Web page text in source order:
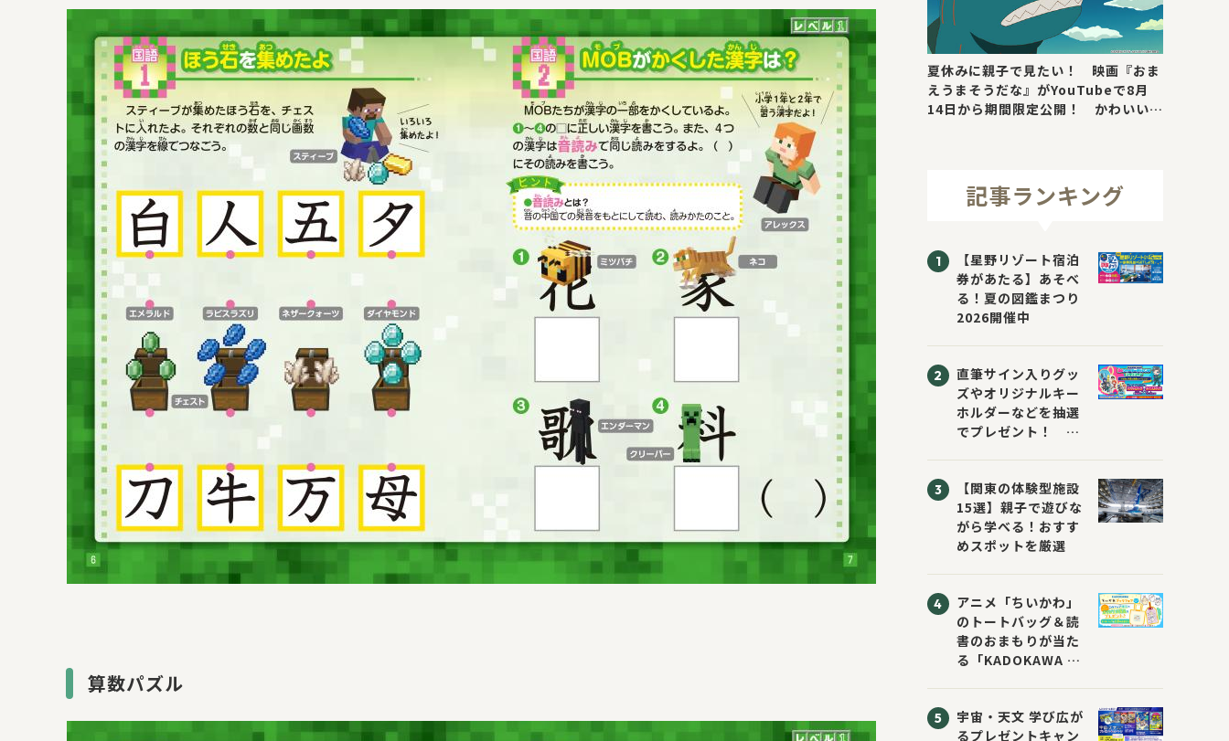
算数パズル
夏休みに親子で見たい！ 映画『おま
えうまそうだな』がYouTubeで8月
14日から期間限定公開！ かわいい＆
記事ランキング
【星野リゾート宿泊
券があたる】あそべ
る！夏の図鑑まつり
2026開催中
直筆サイン入りグッ
ズやオリジナルキー
ホルダーなどを抽選
でプレゼント！
ジブックフェア2026
～すまない先生と読
書にチャレンジ！
～」が開催！
【関東の体験型施設
15選】親子で遊びな
がら学べる！おすす
めスポットを厳選
アニメ「ちいかわ」
のトートバッグ＆読
書のおまもりが当た
る「KADOKAWA ち
催！ スマホ壁紙は
応募者全員にプレゼ
宇宙・天文 学び広が
るプレゼントキャン